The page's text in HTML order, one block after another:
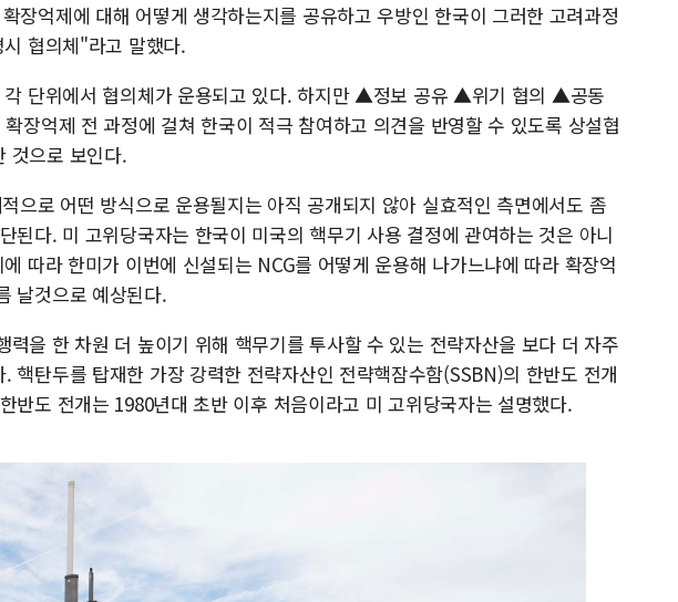
장억제에 대해 어떻게 생각하는지를 공유하고 우방인 한국이 그러한 고려과정
협의체"라고 말했다.
각 단위에서 협의체가 운용되고 있다. 하지만 ▲정보 공유 ▲위기 협의 ▲공동
장억제 전 과정에 걸쳐 한국이 적극 참여하고 의견을 반영할 수 있도록 상설협
것으로 보인다.
으로 어떤 방식으로 운용될지는 아직 공개되지 않아 실효적인 측면에서도 좀
된다. 미 고위당국자는 한국이 미국의 핵무기 사용 결정에 관여하는 것은 아니
따라 한미가 이번에 신설되는 NCG를 어떻게 운용해 나가느냐에 따라 확장억
날것으로 예상된다.
력을 한 차원 더 높이기 위해 핵무기를 투사할 수 있는 전략자산을 보다 더 자주
핵탄두를 탑재한 가장 강력한 전략자산인 전략핵잠수함(SSBN)의 한반도 전개
반도 전개는 1980년대 초반 이후 처음이라고 미 고위당국자는 설명했다.